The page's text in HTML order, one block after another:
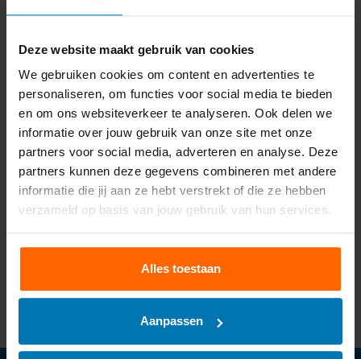
Deze website maakt gebruik van cookies
We gebruiken cookies om content en advertenties te
personaliseren, om functies voor social media te bieden
en om ons websiteverkeer te analyseren. Ook delen we
informatie over jouw gebruik van onze site met onze
partners voor social media, adverteren en analyse. Deze
partners kunnen deze gegevens combineren met andere
informatie die jij aan ze hebt verstrekt of die ze hebben
verzameld op basis van jouw gebruik van hun services.
Alles toestaan
Aanpassen
Voor15:00
uur besteld, morgen in huis
Gratisverzending
2 jaar garantie op je product
Gratis binnen 30 dagen te retourneren
Productomschrijving
Product informatie